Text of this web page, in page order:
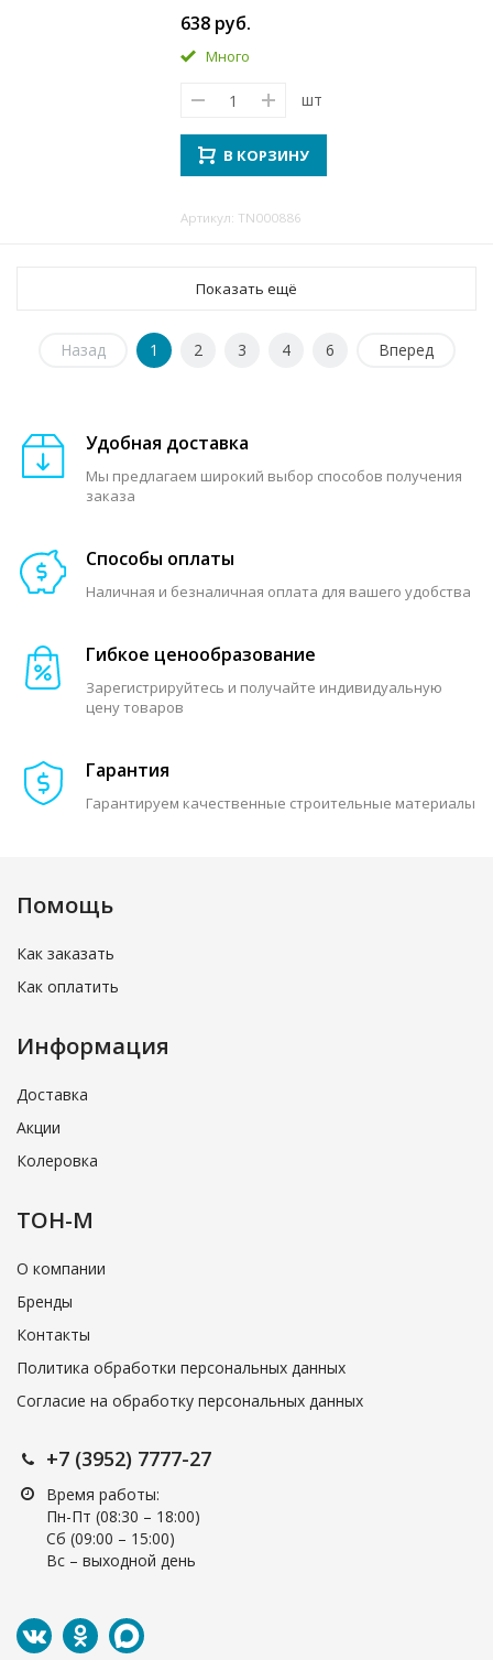
638 руб.
Много
шт
В КОРЗИНУ
Артикул: TN000886
Показать ещё
Назад 1 2 3 4 6 Вперед
Удобная доставка
Мы предлагаем широкий выбор способов получения
заказа
Способы оплаты
Наличная и безналичная оплата для вашего удобства
Гибкое ценообразование
Зарегистрируйтесь и получайте индивидуальную
цену товаров
Гарантия
Гарантируем качественные строительные материалы
Помощь
Как заказать
Как оплатить
Информация
Доставка
Акции
Колеровка
ТОН-М
О компании
Бренды
Контакты
Политика обработки персональных данных
Согласие на обработку персональных данных
+7 (3952) 7777-27
Время работы:
Пн-Пт (08:30 – 18:00)
Cб (09:00 – 15:00)
Вс – выходной день